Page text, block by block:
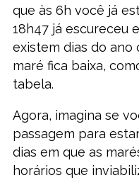
que às 6h você já
18h47 já escureceu
existem dias do ano
maré fica baixa,
tabela.
Agora, imagina se
passagem para
dias em que as
horários que